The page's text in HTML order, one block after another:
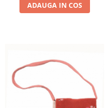
ADAUGA IN COS